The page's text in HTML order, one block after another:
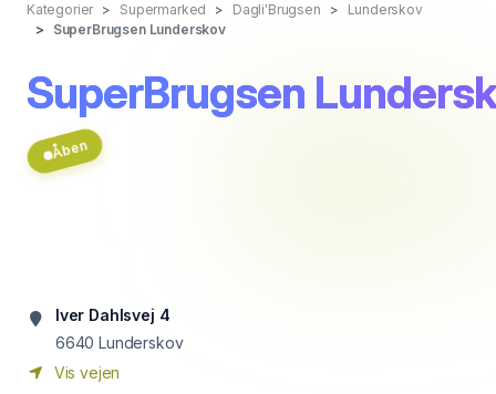
Kategorier Supermarked Dagli'Brugsen
Lunderskov
SuperBrugsen Lunderskov
SuperBrugsen
Åben
Iver Dahlsvej 4
6640 Lunderskov
Vis vejen